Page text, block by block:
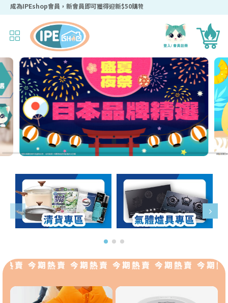
成為IPEshop會員，新會員即可獲得迎新$50購物優惠碼！
賣 今期熱賣 今期熱賣 今期熱賣 今期熱賣 今期